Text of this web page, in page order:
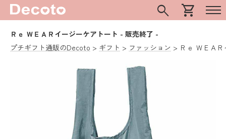
search shopping_cart
Ｒｅ ＷＥＡＲイージーケアトート - 販売終了 -
プチギフト通販のDecoto
ギフト ファッション Ｒｅ ＷＥＡ